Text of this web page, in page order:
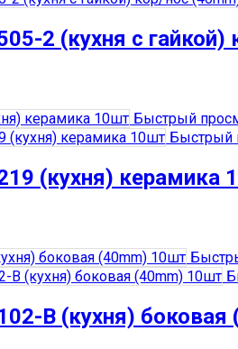
2 (кухня с
Быстрый
Быстрый
(кухня) керамика
В (кухня)